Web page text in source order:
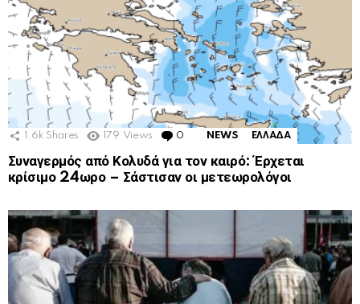
1.6k Shares 179 Views 0 Comments
NEWS ΕΛΛΑΔΑ
Συναγερμός από Κολυδά για τον καιρό: Έρχεται
κρίσιμο 24ωρο – Σάστισαν οι μετεωρολόγοι